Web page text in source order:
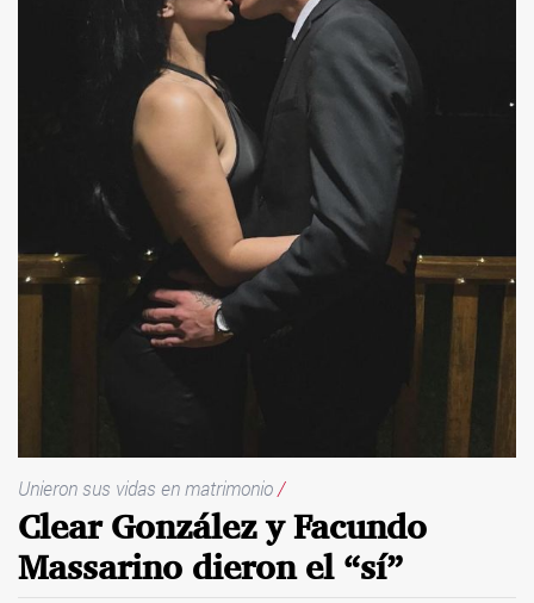
Unieron sus vidas en matrimonio/
Clear González y Facundo
Massarino dieron el “sí”